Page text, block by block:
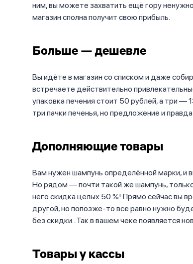
ним, вы можете захватить ещё гору
магазин сполна получит свою прибыль.
Больше — дешевле
Вы идёте в магазин со списком и даже
встречаете действительно
упаковка печения стоит 50 рублей, а три
три пачки печенья, но предложение и
Дополняющие товары
Вам нужен шампунь определённой марки, и
Но рядом — почти такой же шампунь,
него скидка целых 50 %! Прямо сейчас вы
другой, но попозже-то всё равно нужно
без скидки...Так в вашем чеке появляется
Товары у кассы